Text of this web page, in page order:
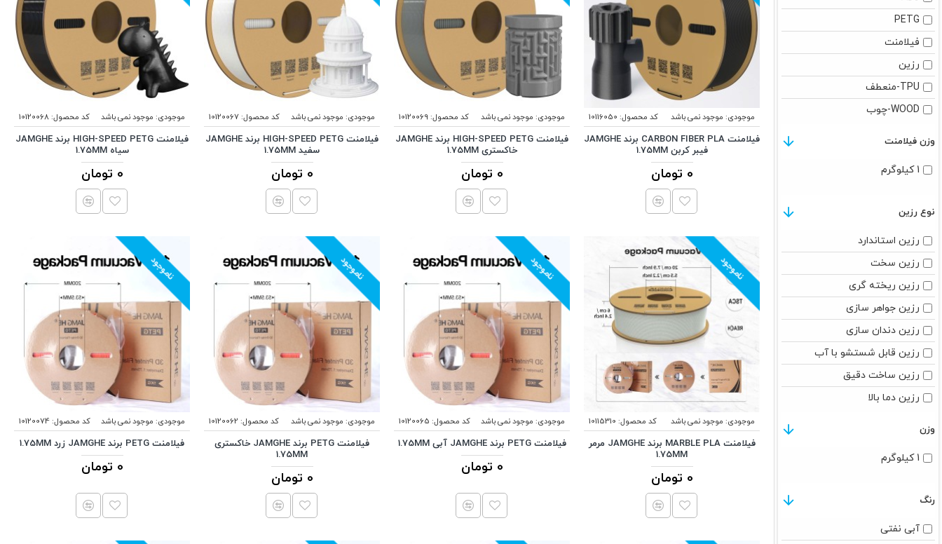
PETG
فیلامنت
رزین
TPU-منعطف
WOOD-چوب
وزن
1 کیلوگرم
رنگ
آبی نفتی
نوع رزین
رزین استاندارد
رزین سخت
رزین ریخته گری
رزین جواهر سازی
رزین دندان سازی
رزین قابل شستشو با آب
رزین ساخت دقیق
رزین دما بالا
وزن فیلامنت
1 کیلوگرم
موجودی: موجود نمی باشد کد محصول: 10116050
فیلامنت CARBON FIBER PLA برند JAMGHE
فیبر کربن 1.75MM
0 تومان
موجودی: موجود نمی باشد کد محصول: 10120069
فیلامنت HIGH-SPEED PETG برند JAMGHE
خاکستری 1.75MM
0 تومان
موجودی: موجود نمی باشد کد محصول:10120067
فیلامنت HIGH-SPEED PETG برند JAMGHE
سفید 1.75MM
0 تومان
موجودی: موجود نمی باشد کد محصول:10120068
فیلامنت HIGH-SPEED PETG برند JAMGHE
سیاه 1.75MM
0 تومان
ناموجود
موجودی: موجود نمی باشد کد محصول: 10115310
فیلامنت MARBLE PLA برند JAMGHE مرمر
1.75MM
0 تومان
ناموجود
موجودی: موجود نمی باشد کد محصول: 10120065
فیلامنت PETG برند JAMGHE آبی 1.75MM
0 تومان
ناموجود
موجودی: موجود نمی باشد کد محصول: 10120062
فیلامنت PETG برند JAMGHE خاکستری
1.75MM
0 تومان
ناموجود
موجودی: موجود نمی باشد کد محصول:10120074
فیلامنت PETG برند JAMGHE زرد 1.75MM
0 تومان